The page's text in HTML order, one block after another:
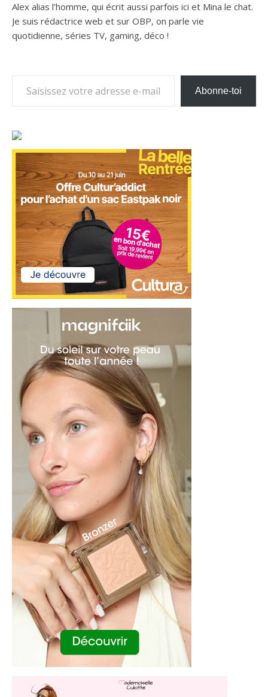
Alex alias l’homme, qui écrit aussi parfois ici et Mina le chat.
Je suis rédactrice web et sur OBP, on parle vie
quotidienne, séries TV, gaming, déco !
Abonne-toi